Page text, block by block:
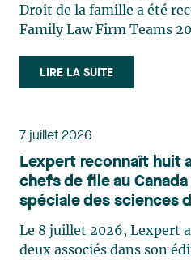
publications et à des
Sébastien Desroches
acquisitions, des
d'envergure, d’opérations
de transactions
réorganisations et
et sur la scène
internationales et des
Droit de la famille a été
Family Law Firm Teams
sélection rigoureux,
issues du lectorat,
par un jury indépendant
l'ensemble du Canada.
appartient à toute une
l'ensemble des membres
famille: Victoria Cohene,
Harnois, Awatif Lakhdar,
LIRE LA SUITE
7 juillet 2026
Lexpert reconnaît huit
chefs de file au
spéciale des sciences
Le 8 juillet 2026, Lexpert
deux associés dans son